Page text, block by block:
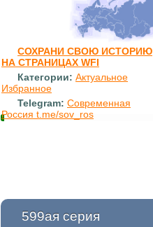
СОХРАНИ СВОЮ ИСТОРИЮ
НА СТРАНИЦАХ WFI
Категории: Актуальное
Избранное
Telegram: Современная
Россия t.me/sov_ros
599ая серия